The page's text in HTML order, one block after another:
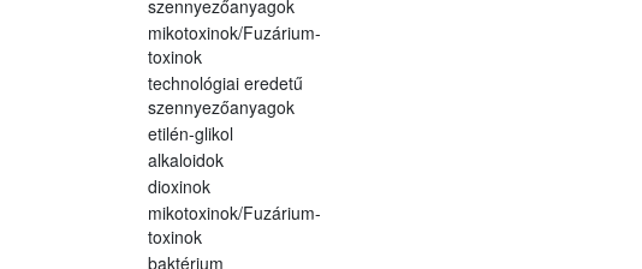
szennyezőanyagok
mikotoxinok/Fuzárium-
toxinok
technológiai eredetű
szennyezőanyagok
etilén-glikol
alkaloidok
dioxinok
mikotoxinok/Fuzárium-
toxinok
baktérium